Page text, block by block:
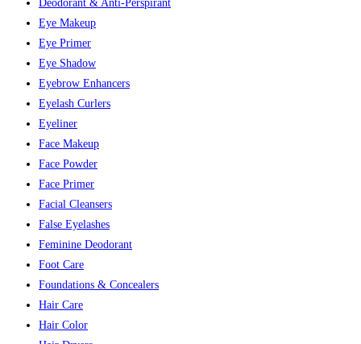
Deodorant & Anti-Perspirant
Eye Makeup
Eye Primer
Eye Shadow
Eyebrow Enhancers
Eyelash Curlers
Eyeliner
Face Makeup
Face Powder
Face Primer
Facial Cleansers
False Eyelashes
Feminine Deodorant
Foot Care
Foundations & Concealers
Hair Care
Hair Color